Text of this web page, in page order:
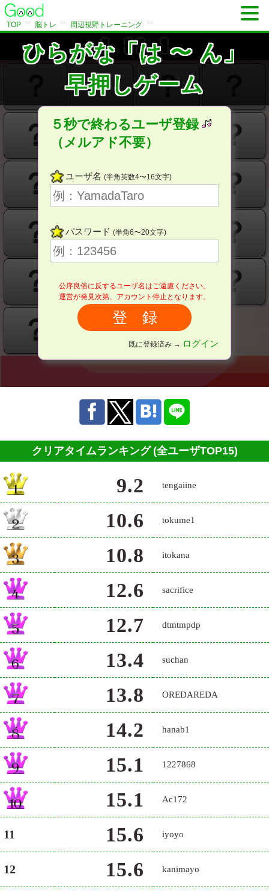
TOP >> 脳トレ >> 周辺視野トレーニング >>
ひらがな「は 〜 ん」
早押しゲーム
分 秒
？ ？
？
？ ？
？
？
？ ？
？
？
？ ？
？
？
？ ？
？
？
５秒で終わるユーザ登録
（メルアド不要）
ユーザ名 (半角英数4〜16文字)
パスワード (半角6〜20文字)
公序良俗に反するユーザ名はご遠慮ください。
運営が発見次第、アカウント停止となります。
既に登録済み → ログイン
クリアタイムランキング (全ユーザTOP15)
9.2 tengaiine
10.6 tokume1
10.8 itokana
12.6 sacrifice
12.7 dtmtmpdp
13.4 suchan
13.8 OREDAREDA
14.2 hanab1
15.1 1227868
15.1 Ac172
11 15.6 iyoyo
12 15.6 kanimayo